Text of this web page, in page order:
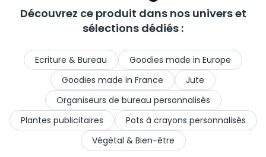
Découvrez ce produit dans nos univers et
sélections dédiés :
Ecriture & Bureau
Goodies made in Europe
Goodies made in France
Jute
Organiseurs de bureau personnalisés
Plantes publicitaires
Pots à crayons personnalisés
Végétal & Bien-être